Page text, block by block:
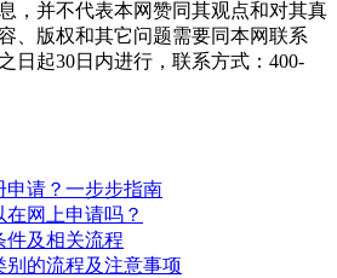
，并不代表本网赞同其观点和对其真
、版权和其它问题需要同本网联系
日起30日内进行，联系方式：400-
申请？一步步指南
网上申请吗？
件及相关流程
别的流程及注意事项